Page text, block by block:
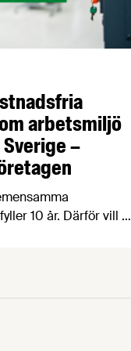
arbetsmiljö
–
10 år. Därför vill vi